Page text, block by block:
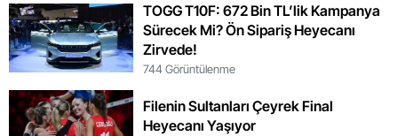
TOGG T10F: 672 Bin TL’lik Kampanya
Sürecek Mi? Ön Sipariş Heyecanı
Zirvede!
744 Görüntülenme
Filenin Sultanları Çeyrek Final
Heyecanı Yaşıyor